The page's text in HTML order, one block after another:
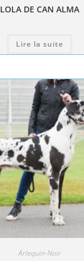
LOLA DE CAN ALMA
Lire la suite
Arlequin-Noir